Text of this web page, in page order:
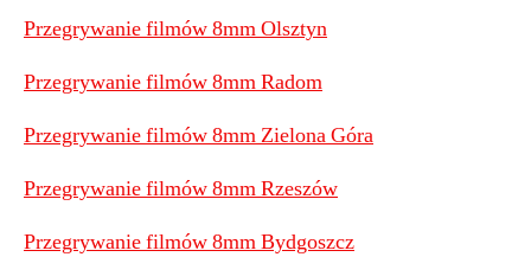
Przegrywanie filmów 8mm Olsztyn
Przegrywanie filmów 8mm Radom
Przegrywanie filmów 8mm Zielona Góra
Przegrywanie filmów 8mm Rzeszów
Przegrywanie filmów 8mm Bydgoszcz